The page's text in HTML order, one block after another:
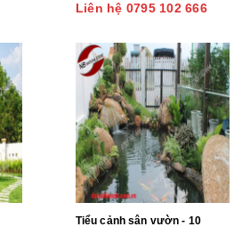
Liên hệ 0795 102 666
Tiểu cảnh sân vườn - 10